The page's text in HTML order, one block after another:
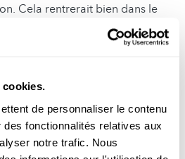
cookies.
de personnaliser le contenu
fonctionnalités relatives aux
notre trafic. Nous
Cela rentrerait bien dans le
sujet au vertige. La question
Je ne me suis pas non plus
La recherche de ressources a
grandes expéditions dans
d’or en Amérique du
Inde, etc. Malheureusement, les